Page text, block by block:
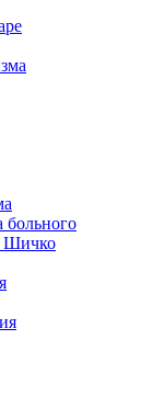
больного
Шичко